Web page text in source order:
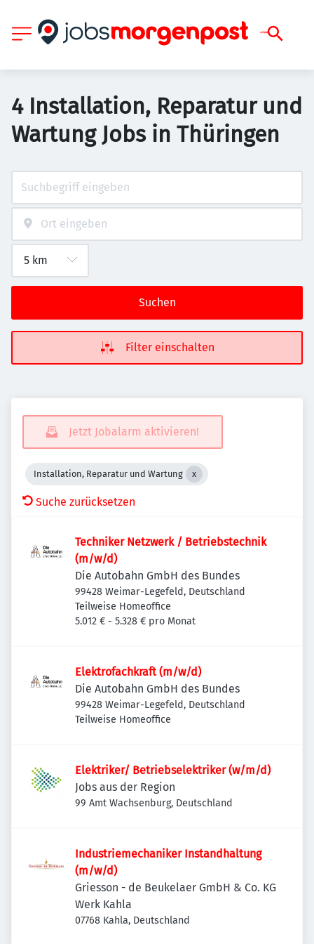
4 Installation, Reparatur und
Wartung Jobs in Thüringen
Suchen
Filter einschalten
Jetzt Jobalarm aktivieren!
Installation, Reparatur und Wartung
Suche zurücksetzen
Techniker Netzwerk / Betriebstechnik
(m/w/d)
Die Autobahn GmbH des Bundes
99428 Weimar-Legefeld, Deutschland
Teilweise Homeoffice
5.012 € - 5.328 € pro Monat
Elektrofachkraft (m/w/d)
Die Autobahn GmbH des Bundes
99428 Weimar-Legefeld, Deutschland
Teilweise Homeoffice
Elektriker/ Betriebselektriker (w/m/d)
Jobs aus der Region
99 Amt Wachsenburg, Deutschland
Industriemechaniker Instandhaltung
(m/w/d)
Griesson - de Beukelaer GmbH & Co. KG
Werk Kahla
07768 Kahla, Deutschland